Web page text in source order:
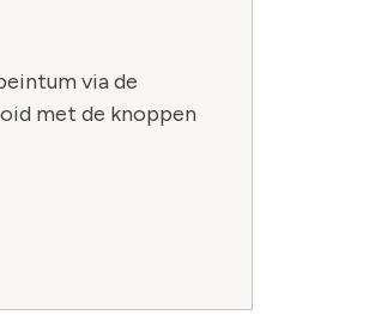
via de
met de knoppen